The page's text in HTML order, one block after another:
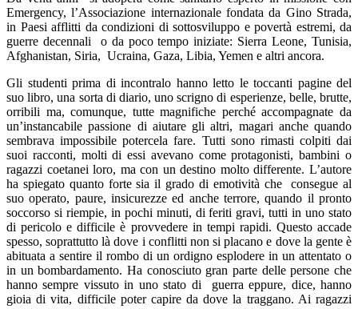
Emergency, l’Associazione internazionale fondata da Gino Strada,
in Paesi afflitti da condizioni di sottosviluppo e povertà estremi, da
guerre decennali
o da poco tempo iniziate: Sierra Leone, Tunisia,
Afghanistan, Siria, Ucraina, Gaza, Libia, Yemen e altri ancora.
Gli studenti prima di incontralo hanno letto le toccanti pagine del
suo libro, una sorta di diario, uno scrigno di esperienze, belle, brutte,
orribili ma, comunque, tutte magnifiche perché accompagnate da
un’instancabile passione di aiutare gli altri, magari anche quando
sembrava impossibile potercela fare. Tutti sono rimasti colpiti dai
suoi racconti, molti di essi avevano come protagonisti, bambini o
ragazzi coetanei loro, ma con un destino molto differente. L’autore
ha spiegato quanto forte sia il grado di emotività che
consegue al
suo operato, paure, insicurezze ed anche terrore, quando il pronto
soccorso si riempie, in pochi minuti, di feriti gravi, tutti in uno stato
di pericolo e difficile è provvedere in tempi rapidi. Questo accade
spesso, soprattutto là dove i conflitti non si placano e dove la gente è
abituata a sentire il rombo di un ordigno esplodere in un attentato o
in un bombardamento. Ha conosciuto gran parte delle persone che
hanno sempre vissuto in uno stato di
guerra eppure, dice, hanno
gioia di vita, difficile poter capire da dove la traggano. Ai ragazzi